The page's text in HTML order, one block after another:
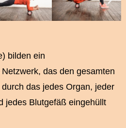
bilden ein
das den gesamten
das jedes Organ, jeder
jedes Blutgefäß eingehüllt